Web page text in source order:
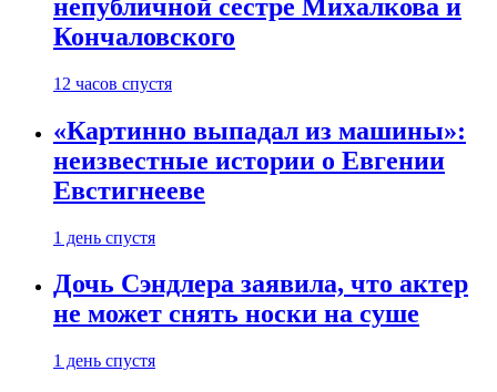
непубличной сестре Михалкова и
Кончаловского
12 часов спустя
«Картинно выпадал из машины»:
неизвестные истории о Евгении
Евстигнееве
1 день спустя
Дочь Сэндлера заявила, что актер
не может снять носки на суше
1 день спустя